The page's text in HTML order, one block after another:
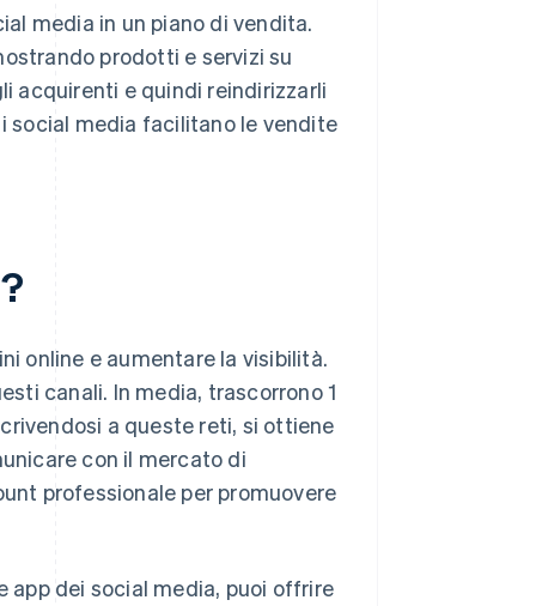
media in un piano di vendita.
prodotti e servizi su
acquirenti e quindi reindirizzarli
social media facilitano le vendite
online e aumentare la visibilità.
canali. In media, trascorrono 1
a queste reti, si ottiene
con il mercato di
professionale per promuovere
app dei social media, puoi offrire